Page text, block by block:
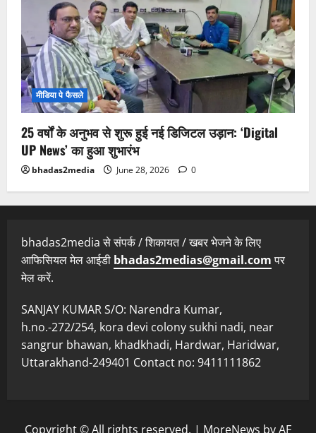
मीडिया पे फैसले
25 वर्षों के अनुभव से शुरू हुई नई डिजिटल उड़ान: ‘Digital
UP News’ का हुआ शुभारंभ
bhadas2media June 28, 2026 0
bhadas2media से संपर्क / शिकायत / खबर भेजने के लिए
आफिसियल मेल आईडी bhadas2medias@gmail.comपर
मेल करें.
SANJAY KUMAR S/O: Narendra Kumar,
h.no.-272/254, kora devi colony sukhi nadi, near
sangrur bhawan, khadkhadi, Hardwar, Haridwar,
Uttarakhand-249401 Contact no: 9411111862
Copyright © All rights reserved. | MoreNews by AF